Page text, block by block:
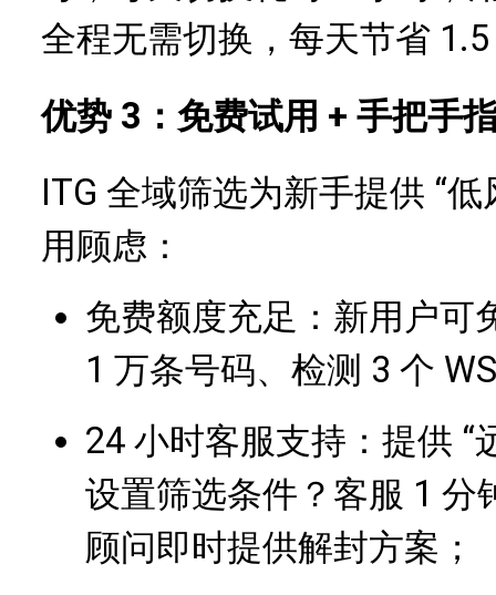
全程无需切换，每天节省
优势 3：免费试用 + 手把手
ITG 全域筛选为新手提供 “
用顾虑：
免费额度充足：新用户可
1 万条号码、检测 3 个
24 小时客服支持：提供 “
设置筛选条件？客服 1 分
顾问即时提供解封方案；